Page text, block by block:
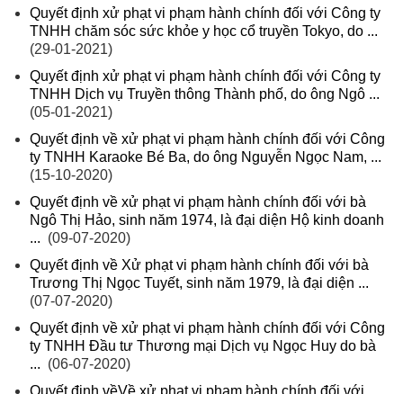
Quyết định xử phạt vi phạm hành chính đối với Công ty
TNHH chăm sóc sức khỏe y học cổ truyền Tokyo, do ...
(29-01-2021)
Quyết định xử phạt vi phạm hành chính đối với Công ty
TNHH Dịch vụ Truyền thông Thành phố, do ông Ngô ...
(05-01-2021)
Quyết định về xử phạt vi phạm hành chính đối với Công
ty TNHH Karaoke Bé Ba, do ông Nguyễn Ngọc Nam, ...
(15-10-2020)
Quyết định về xử phạt vi phạm hành chính đối với bà
Ngô Thị Hảo, sinh năm 1974, là đại diện Hộ kinh doanh
... (09-07-2020)
Quyết định về Xử phạt vi phạm hành chính đối với bà
Trương Thị Ngọc Tuyết, sinh năm 1979, là đại diện ...
(07-07-2020)
Quyết định về xử phạt vi phạm hành chính đối với Công
ty TNHH Đầu tư Thương mại Dịch vụ Ngọc Huy do bà
... (06-07-2020)
Quyết định vềVề xử phạt vi phạm hành chính đối với